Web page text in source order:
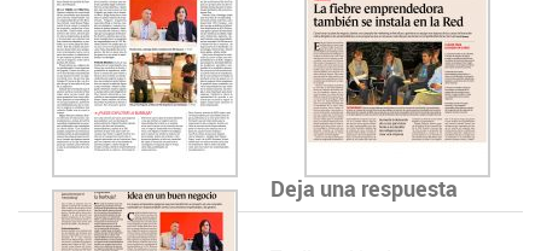
Deja una respuesta